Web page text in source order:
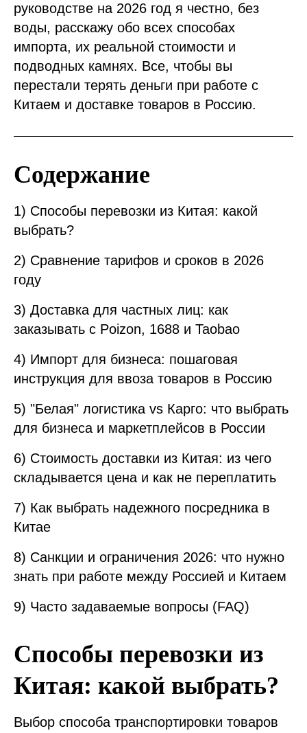
руководстве на 2026 год я честно, без
воды, расскажу обо всех способах
импорта, их реальной стоимости и
подводных камнях. Все, чтобы вы
перестали терять деньги при работе с
Китаем и доставке товаров в Россию.
Содержание
1) Способы перевозки из Китая: какой
выбрать?
2) Сравнение тарифов и сроков в 2026
году
3) Доставка для частных лиц: как
заказывать с Poizon, 1688 и Taobao
4) Импорт для бизнеса: пошаговая
инструкция для ввоза товаров в Россию
5) "Белая" логистика vs Карго: что выбрать
для бизнеса и маркетплейсов в России
6) Стоимость доставки из Китая: из чего
складывается цена и как не переплатить
7) Как выбрать надежного посредника в
Китае
8) Санкции и ограничения 2026: что нужно
знать при работе между Россией и Китаем
9) Часто задаваемые вопросы (FAQ)
Способы перевозки из
Китая: какой выбрать?
Выбор способа транспортировки товаров